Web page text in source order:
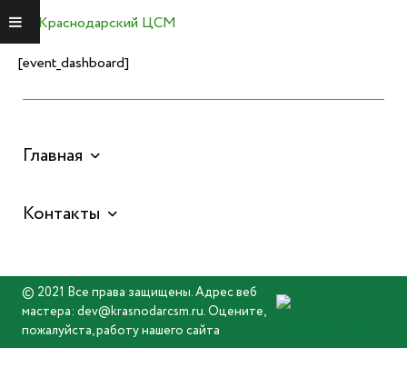
[event_dashboard]
Главная
Контакты
© 2021 Все права защищены. Адрес веб
мастера: dev@krasnodarcsm.ru. Оцените,
пожалуйста, работу нашего сайта
Краснодарский ЦСМ